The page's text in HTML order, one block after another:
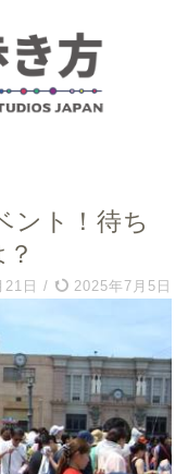
ント！待ち
日 / 2025年7月5日